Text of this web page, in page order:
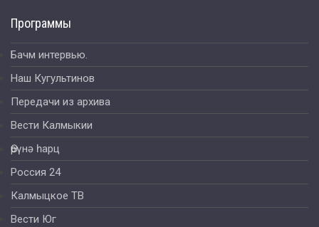
Программы
Бачм интервью.
Наш Кугультинов
Передачи из архива
Вести Калмыкии
Өрүнә һарц
Россия 24
Калмыцкое ТВ
Вести Юг